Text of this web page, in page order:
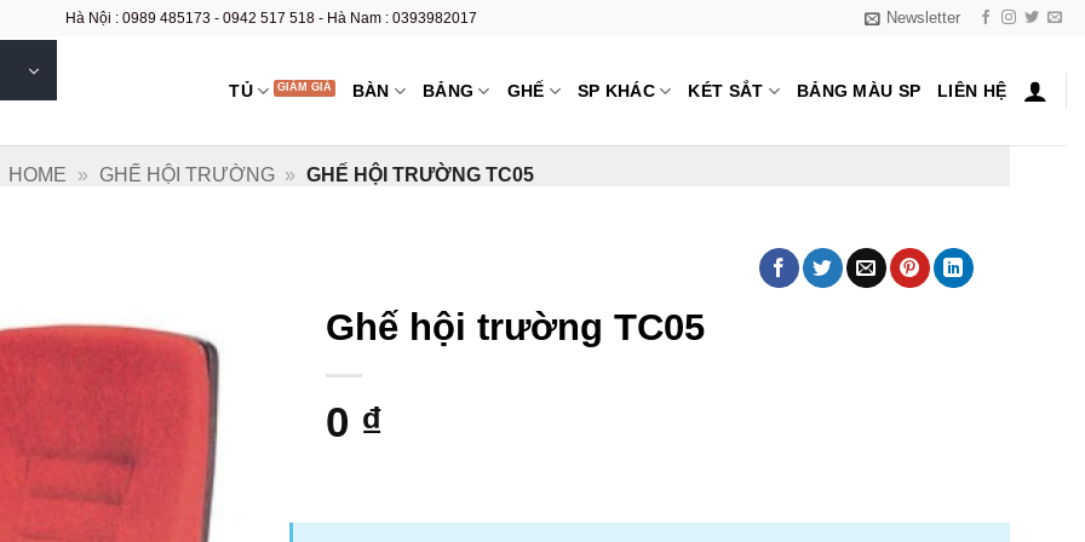
Hà Nội : 0989 485173 - 0942 517 518 - Hà Nam : 0393982017 Newsletter
TỦ BÀN BẢNG GHẾ SP KHÁC KÉT SẮT BẢNG MÀU SP LIÊN HỆ
HOME » GHẾ HỘI TRƯỜNG » GHẾ HỘI TRƯỜNG TC05
Ghế hội trường TC05
0 ₫